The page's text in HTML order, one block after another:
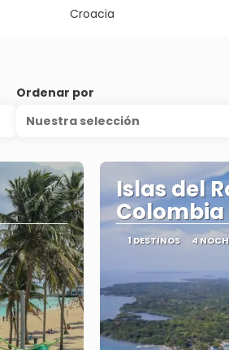
Croacia
Ordenar por
Nuestra selección
Islas del
Colombia
1 DESTINOS 4